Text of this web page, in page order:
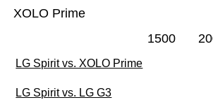
XOLO Prime
1500
LG Spirit vs. XOLO Prime
LG Spirit vs. LG G3